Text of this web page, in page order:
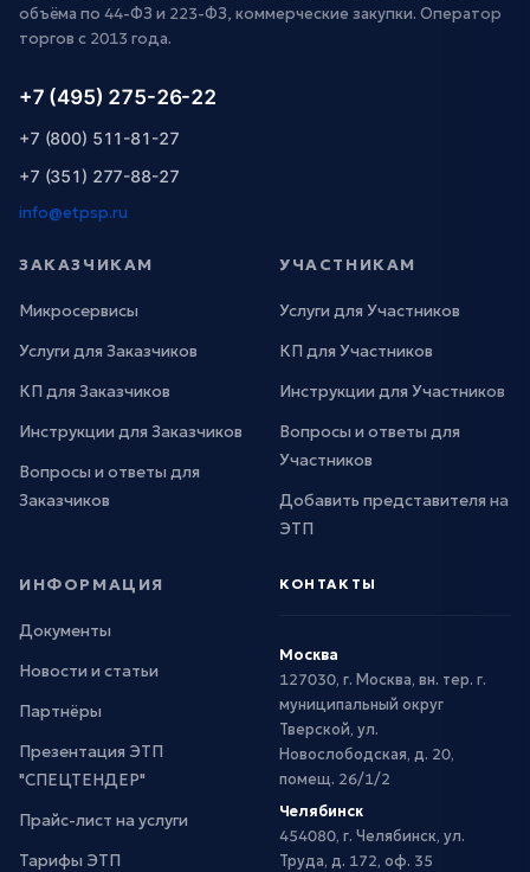
объёма по 44-ФЗ и 223-ФЗ, коммерческие закупки. Оператор
торгов с 2013 года.
+7 (495) 275-26-22
+7 (800) 511-81-27
+7 (351) 277-88-27
info@etpsp.ru
ЗАКАЗЧИКАМ
Микросервисы
Услуги для Заказчиков
КП для Заказчиков
Инструкции для Заказчиков
Вопросы и ответы для
Заказчиков
УЧАСТНИКАМ
Услуги для Участников
КП для Участников
Инструкции для Участников
Вопросы и ответы для
Участников
Добавить представителя на
ЭТП
ИНФОРМАЦИЯ
Документы
Новости и статьи
Партнёры
Презентация ЭТП
"СПЕЦТЕНДЕР"
Прайс-лист на услуги
Тарифы ЭТП
КОНТАКТЫ
Москва
127030, г. Москва, вн. тер. г.
муниципальный округ
Тверской, ул.
Новослободская, д. 20,
помещ. 26/1/2
Челябинск
454080, г. Челябинск, ул.
Труда, д. 172, оф. 35